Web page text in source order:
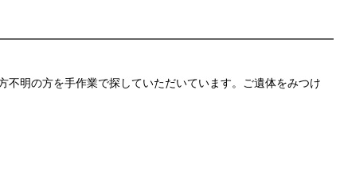
明の方を手作業で探していただいています。ご遺体をみつけ